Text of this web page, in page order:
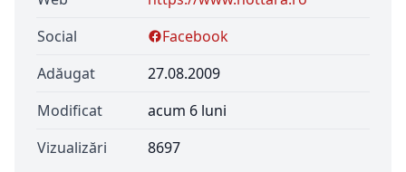
Social
Facebook
Adăugat
27.08.2009
Modificat
acum 6 luni
Vizualizări
8697